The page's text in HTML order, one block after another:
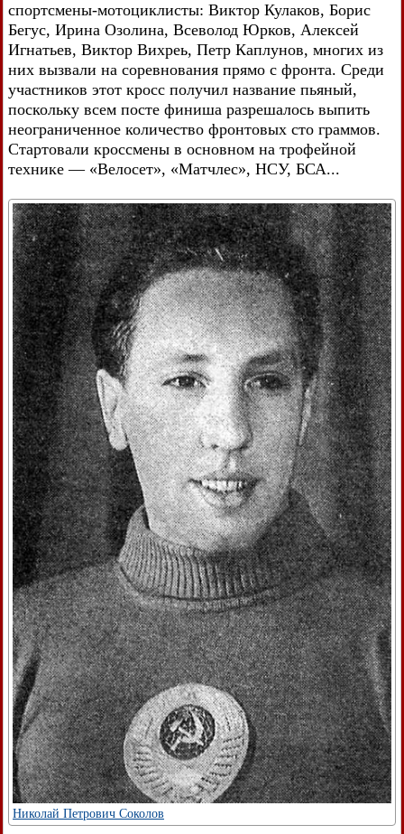
спортсмены-мотоциклисты: Виктор Кулаков, Борис
Бегус, Ирина Озолина, Всеволод Юрков, Алексей
Игнатьев, Виктор Вихреь, Петр Каплунов, многих из
них вызвали на соревнования прямо с фронта. Среди
участников этот кросс получил название пьяный,
поскольку всем посте финиша разрешалось выпить
неограниченное количество фронтовых сто граммов.
Стартовали кроссмены в основном на трофейной
технике — «Велосет», «Матчлес», НСУ, БСА...
Николай Петрович Соколов